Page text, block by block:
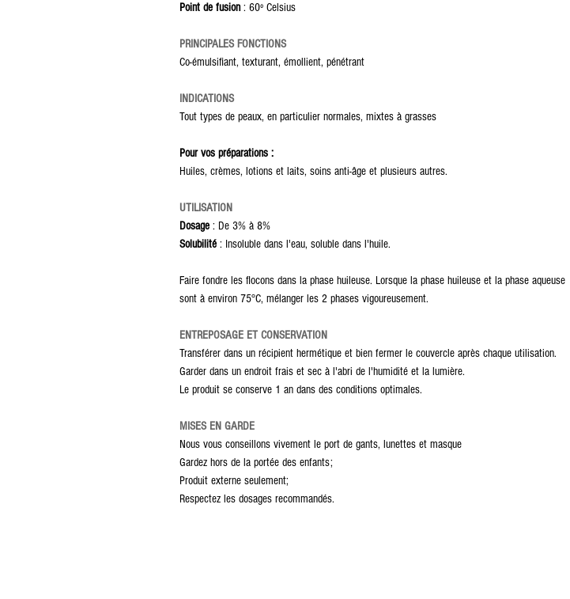
Point de fusion: 60º Celsius
PRINCIPALES FONCTIONS
Co-émulsifiant, texturant, émollient, pénétrant
INDICATIONS
Tout types de peaux, en particulier normales, mixtes à grasses
Pour vos préparations :
Huiles, crèmes, lotions et laits, soins anti-âge et plusieurs autres.
UTILISATION
Dosage : De 3% à 8%
Solubilité : Insoluble dans l'eau, soluble dans l'huile.
Faire fondre les flocons dans la phase huileuse. Lorsque la phase huileuse et la phase aqueuse
sont à environ 75°C, mélanger les 2 phases vigoureusement.
ENTREPOSAGE ET CONSERVATION
Transférer dans un récipient hermétique et bien fermer le couvercle après chaque utilisation.
Garder dans un endroit frais et sec à l'abri de l'humidité et la lumière.
Le produit se conserve 1 an dans des conditions optimales.
MISES EN GARDE
Nous vous conseillons vivement le port de gants, lunettes et masque
Gardez hors de la portée des enfants;
Produit externe seulement;
Respectez les dosages recommandés.